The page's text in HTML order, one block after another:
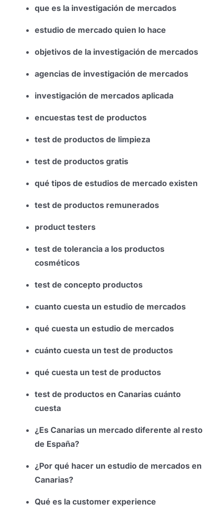
que es la investigación de mercados
estudio de mercado quien lo hace
objetivos de la investigación de mercados
agencias de investigación de mercados
investigación de mercados aplicada
encuestas test de productos
test de productos de limpieza
test de productos gratis
qué tipos de estudios de mercado existen
test de productos remunerados
product testers
test de tolerancia a los productos
cosméticos
test de concepto productos
cuanto cuesta un estudio de mercados
qué cuesta un estudio de mercados
cuánto cuesta un test de productos
qué cuesta un test de productos
test de productos en Canarias cuánto
cuesta
¿Es Canarias un mercado diferente al resto
de España?
¿Por qué hacer un estudio de mercados en
Canarias?
Qué es la customer experience